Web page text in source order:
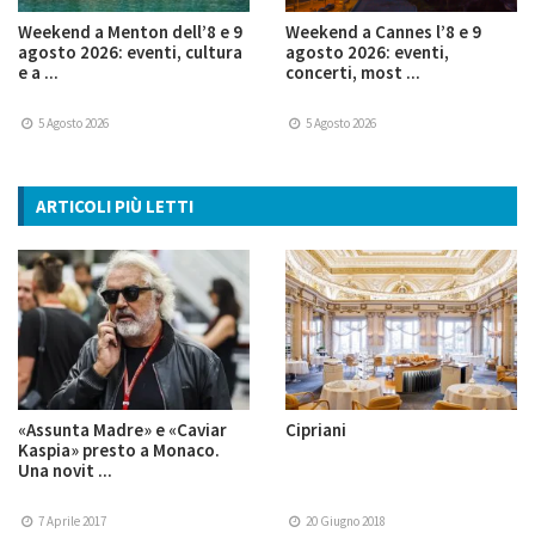
Weekend a Menton dell’8 e 9
agosto 2026: eventi, cultura
e a ...
5 Agosto 2026
Weekend a Cannes l’8 e 9
agosto 2026: eventi,
concerti, most ...
5 Agosto 2026
ARTICOLI PIÙ LETTI
«Assunta Madre» e «Caviar
Kaspia» presto a Monaco.
Una novit ...
7 Aprile 2017
Cipriani
20 Giugno 2018